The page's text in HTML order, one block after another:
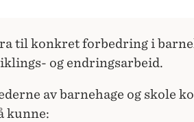
til konkret forbedring i
og endringsarbeid.
av barnehage og skole
kunne: